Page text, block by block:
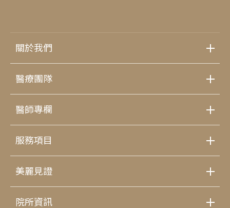
關於我們
醫療團隊
醫師專欄
服務項目
美麗見證
院所資訊